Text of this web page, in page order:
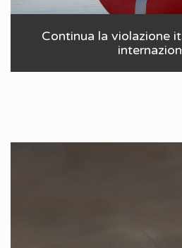
Continua la violazione